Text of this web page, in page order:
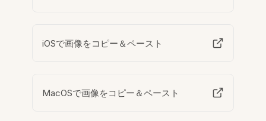
iOSで画像をコピー＆ペースト
MacOSで画像をコピー＆ペースト